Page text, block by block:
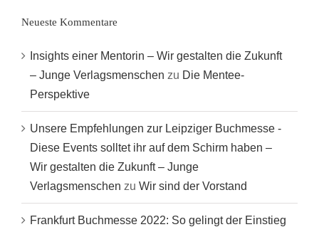
Neueste Kommentare
Insights einer Mentorin – Wir gestalten die Zukunft
– Junge Verlagsmenschen zu Die Mentee-
Perspektive
Unsere Empfehlungen zur Leipziger Buchmesse -
Diese Events solltet ihr auf dem Schirm haben –
Wir gestalten die Zukunft – Junge
Verlagsmenschen zu Wir sind der Vorstand
Frankfurt Buchmesse 2022: So gelingt der Einstieg